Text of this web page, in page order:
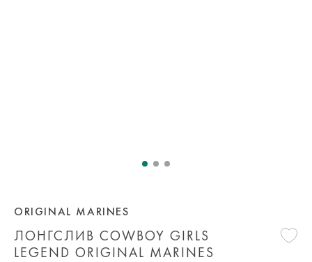
ЛОНГСЛИВ COWBOY GIRLS
LEGEND ORIGINAL MARINES
ORIGINAL MARINES